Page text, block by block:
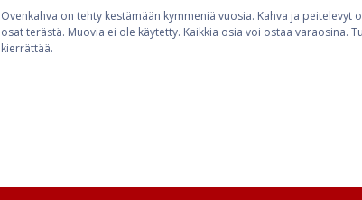
Ovenkahva on tehty kestämään kymmeniä vuosia. Kahva ja
osat terästä. Muovia ei ole käytetty. Kaikkia osia voi ostaa varaosina.
kierrättää.